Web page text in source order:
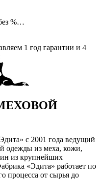
%…
1 год гарантии и 4
с 2001 года ведущий
одежды из меха, кожи,
из крупнейших
«Эдита» работает по
процесса от сырья до